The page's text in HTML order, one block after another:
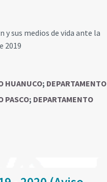
y sus medios de vida ante la
2019
HUANUCO; DEPARTAMENTO
PASCO; DEPARTAMENTO